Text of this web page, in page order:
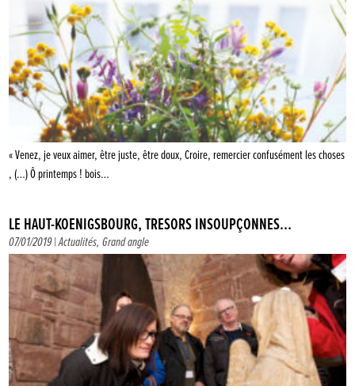
« Venez, je veux aimer, être juste, être doux, Croire, remercier confusément les choses
, (…) Ô printemps ! bois…
LE HAUT-KOENIGSBOURG, TRÉSORS INSOUPÇONNÉS…
07/01/2019 |Actualités,Grand angle